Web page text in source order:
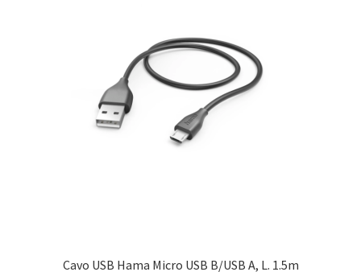
Cavo USB Hama Micro USB B/USB A, L. 1.5m